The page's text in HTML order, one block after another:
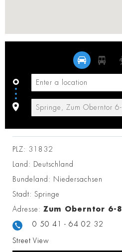
PLZ: 31832
Land: Deutschland
Bundeland: Niedersachsen
Stadt: Springe
Adresse: Zum Oberntor 6-8
0 50 41 - 64 02 32
Street View